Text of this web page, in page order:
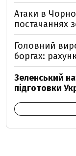
Атаки в
постачаннях
Головний
боргах:
Зеленський
підготовки